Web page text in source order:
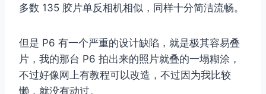
多数 135 胶片单反相机相似，同样十分简洁流畅。
但是 P6 有一个严重的设计缺陷，就是极其容易叠
片，我的那台 P6 拍出来的照片就叠的一塌糊涂，
不过好像网上有教程可以改造，不过因为我比较
懒，就没有动过。